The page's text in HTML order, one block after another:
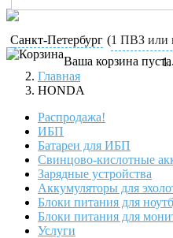
Санкт-Петербург (1 ПВЗ или
Ваша корзина пуста.
Главная
HONDA
Распродажа!
ИБП
Батареи для ИБП
Свинцово-кислотные
Зарядные устройства
Аккумуляторы для
Блоки питания для
Блоки питания для
Услуги